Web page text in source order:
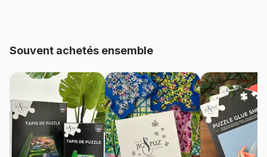
Référence Schmidt-Spiele-59347
EAN 4001504593476
Nombre de pièces 3000 pièces
Souvent achetés ensemble